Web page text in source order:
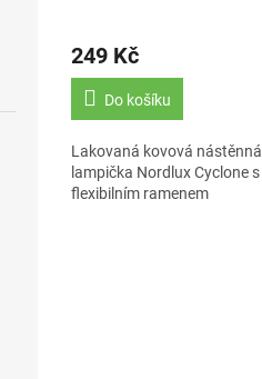
249 Kč
Do košíku
Lakovaná kovová nástěnná
lampička Nordlux Cyclone s
flexibilním ramenem